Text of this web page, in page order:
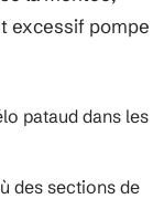
excessif pompe
pataud dans les
des sections de